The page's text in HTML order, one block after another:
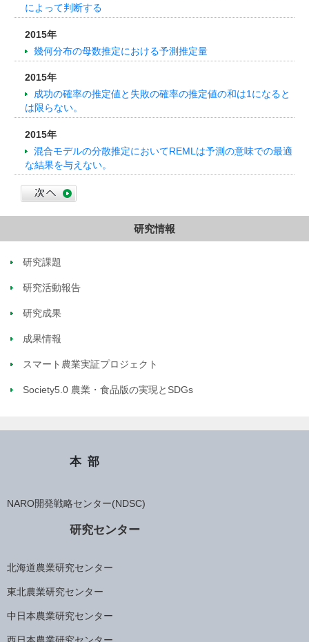
によって判断する
2015年
幾何分布の母数推定における予測推定量
2015年
成功の確率の推定値と失敗の確率の推定値の和は1になると
は限らない。
2015年
混合モデルの分散推定においてREMLは予測の意味での最適
な結果を与えない。
研究情報
研究課題
研究活動報告
研究成果
成果情報
スマート農業実証プロジェクト
Society5.0 農業・食品版の実現とSDGs
本部
NARO開発戦略センター(NDSC)
研究センター
北海道農業研究センター
東北農業研究センター
中日本農業研究センター